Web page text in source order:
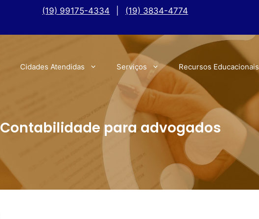
(19) 99175-4334 (19) 3834-4774
Cidades Atendidas Serviços Recursos Educacionais
Contabilidade para advogados